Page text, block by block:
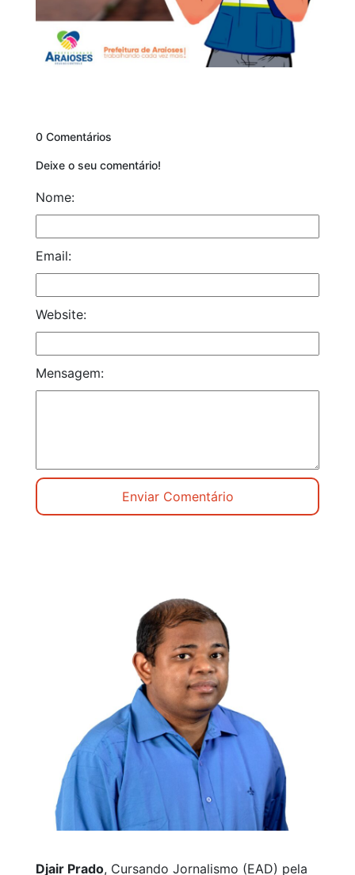
0 Comentários
Deixe o seu comentário!
Nome:
Email:
Website:
Mensagem:
Djair Prado, Cursando Jornalismo (EAD) pela